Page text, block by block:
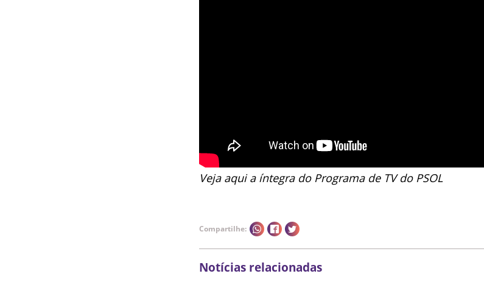
Veja aqui a íntegra do Programa de TV do PSOL
Compartilhe:
Notícias relacionadas